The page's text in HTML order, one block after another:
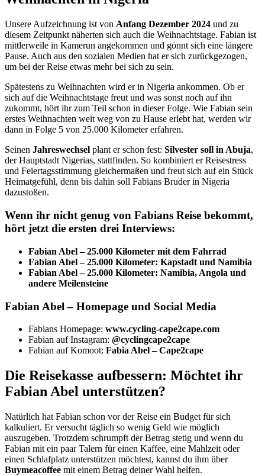
Unsere Aufzeichnung ist von Anfang Dezember 2024 und zu
diesem Zeitpunkt näherten sich auch die Weihnachtstage. Fabian ist
mittlerweile in Kamerun angekommen und gönnt sich eine längere
Pause. Auch aus den sozialen Medien hat er sich zurückgezogen,
um bei der Reise etwas mehr bei sich zu sein.
Spätestens zu Weihnachten wird er in Nigeria ankommen. Ob er
sich auf die Weihnachtstage freut und was sonst noch auf ihn
zukommt, hört ihr zum Teil schon in dieser Folge. Wie Fabian sein
erstes Weihnachten weit weg von zu Hause erlebt hat, werden wir
dann in Folge 5 von 25.000 Kilometer erfahren.
Seinen Jahreswechsel plant er schon fest: Silvester soll in Abuja,
der Hauptstadt Nigerias, stattfinden. So kombiniert er Reisestress
und Feiertagsstimmung gleichermaßen und freut sich auf ein Stück
Heimatgefühl, denn bis dahin soll Fabians Bruder in Nigeria
dazustoßen.
Wenn ihr nicht genug von Fabians Reise bekommt,
hört jetzt die ersten drei Interviews:
Fabian Abel – 25.000 Kilometer mit dem Fahrrad
Fabian Abel – 25.000 Kilometer: Kapstadt und Namibia
Fabian Abel – 25.000 Kilometer: Namibia, Angola und
andere Meilensteine
Fabian Abel – Homepage und Social Media
Fabians Homepage: www.cycling-cape2cape.com
Fabian auf Instagram: @cyclingcape2cape
Fabian auf Komoot: Fabia Abel – Cape2cape
Die Reisekasse aufbessern: Möchtet ihr
Fabian Abel unterstützen?
Natürlich hat Fabian schon vor der Reise ein Budget für sich
kalkuliert. Er versucht täglich so wenig Geld wie möglich
auszugeben. Trotzdem schrumpft der Betrag stetig und wenn du
Fabian mit ein paar Talern für einen Kaffee, eine Mahlzeit oder
einen Schlafplatz unterstützen möchtest, kannst du ihm über
Buymeacoffee mit einem Betrag deiner Wahl helfen.